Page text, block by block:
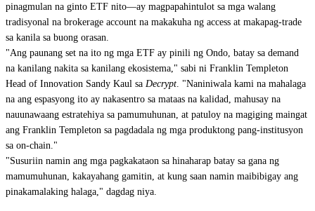
pinagmulan na ginto ETF nito—ay magpapahintulot sa mga walang
tradisyonal na brokerage account na makakuha ng access at makapag-trade
sa kanila sa buong orasan.
"Ang paunang set na ito ng mga ETF ay pinili ng Ondo, batay sa demand
na kanilang nakita sa kanilang ekosistema," sabi ni Franklin Templeton
Head of Innovation Sandy Kaul sa Decrypt. "Naniniwala kami na mahalaga
na ang espasyong ito ay nakasentro sa mataas na kalidad, mahusay na
nauunawaang estratehiya sa pamumuhunan, at patuloy na magiging maingat
ang Franklin Templeton sa pagdadala ng mga produktong pang-institusyon
sa on-chain."
"Susuriin namin ang mga pagkakataon sa hinaharap batay sa gana ng
mamumuhunan, kakayahang gamitin, at kung saan namin maibibigay ang
pinakamalaking halaga," dagdag niya.